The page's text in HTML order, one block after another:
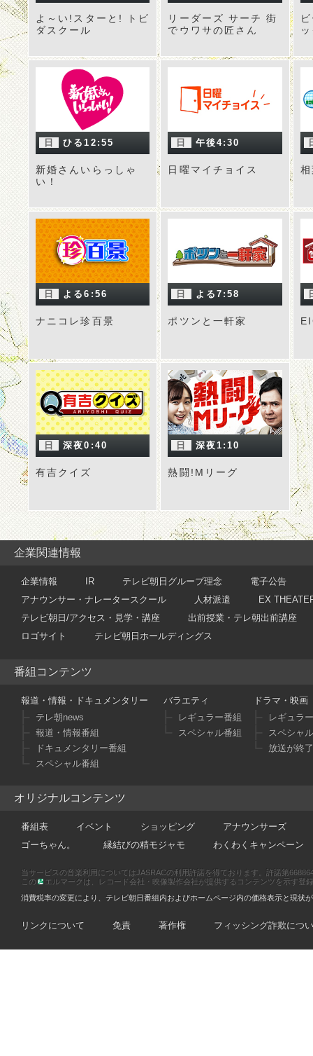
よ～い!スターと! トビ
ダスクール
リーダーズ サーチ 街
でウワサの匠さん
日 ひる12:55
新婚さんいらっしゃ
い！
日 午後4:30
日曜マイチョイス
日 よる6:56
ナニコレ珍百景
日 よる7:58
ポツンと一軒家
日 深夜0:40
有吉クイズ
日 深夜1:10
熱闘!Mリーグ
企業関連情報
企業情報 IR テレビ朝日グループ理念
電子公告
アナウンサー・ナレータースクール
人材派遣
EX
テレビ朝日/アクセス・見学・講座
出前授業・テレ朝出前講座
ロゴサイト
テレビ朝日ホールディングス
番組コンテンツ
報道・情報・ドキュメンタリー
テレ朝news
報道・情報番組
ドキュメンタリー番組
スペシャル番組
バラエティ
レギュラー番組
スペシャル番組
ドラマ・映画
レギュラ
スペシャ
放送が終
オリジナルコンテンツ
番組表 イベント ショッピング
アナウンサーズ
ゴーちゃん。
縁結びの精モジャモ わくわくキャンペーン
当サービスの音楽利用についてはJASRACの利用許諾を得ております。許諾第
この
エルマークは、レコード会社・映像製作会社が提供するコンテンツを示す登
消費税率の変更により、テレビ朝日番組内およびホームページ内の価格表示と現状
リンクについて 免責 著作権 フィッシング詐欺につ